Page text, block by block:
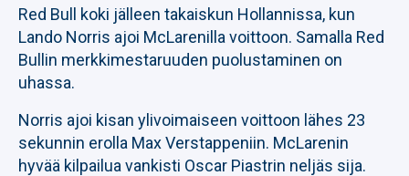
Red Bull koki jälleen takaiskun Hollannissa, kun
Lando Norris ajoi McLarenilla voittoon. Samalla Red
Bullin merkkimestaruuden puolustaminen on
uhassa.
Norris ajoi kisan ylivoimaiseen voittoon lähes 23
sekunnin erolla Max Verstappeniin. McLarenin
hyvää kilpailua vankisti Oscar Piastrin neljäs sija.